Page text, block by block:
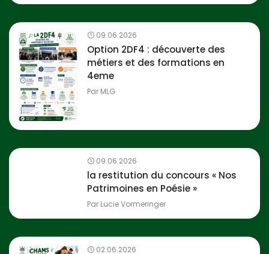
09.06.2026
Option 2DF4 : découverte des
métiers et des formations en
4eme
Par MLG
09.06.2026
la restitution du concours « Nos
Patrimoines en Poésie »
Par Lucie Vormeringer
02.06.2026